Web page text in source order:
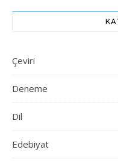
Çeviri
Deneme
Dil
Edebiyat